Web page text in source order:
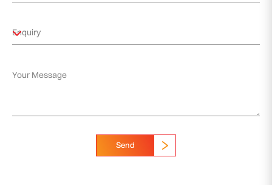
Send